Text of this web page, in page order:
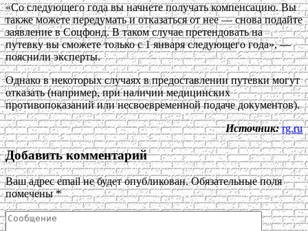
«Со следующего года вы начнете получать компенсацию. Вы
также можете передумать и отказаться от нее — снова подайте
заявление в Соцфонд. В таком случае претендовать на
путевку вы сможете только с 1 января следующего года», —
пояснили эксперты.
Однако в некоторых случаях в предоставлении путевки могут
отказать (например, при наличии медицинских
противопоказаний или несвоевременной подаче документов).
Источник: rg.ru
Добавить комментарий
Ваш адрес email не будет опубликован. Обязательные поля
помечены*